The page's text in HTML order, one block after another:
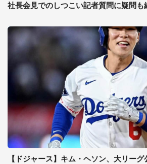
社長会見でのしつこい記者質問に疑問も
【ドジャース】キム・ヘソン、大リー